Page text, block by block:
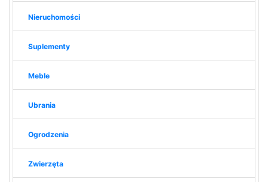
Nieruchomości
Suplementy
Meble
Ubrania
Ogrodzenia
Zwierzęta